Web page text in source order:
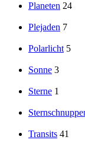
Planeten 24
Plejaden 7
Polarlicht 5
Sonne 3
Sterne 1
Transits 41